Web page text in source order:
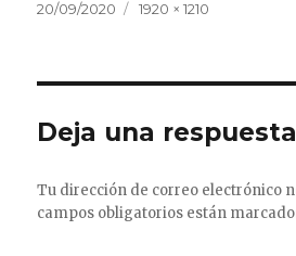
Publicado
20/09/2020
Tamaño
1920 × 1210
Deja una respuesta
Tu dirección de correo electrónico
campos obligatorios están